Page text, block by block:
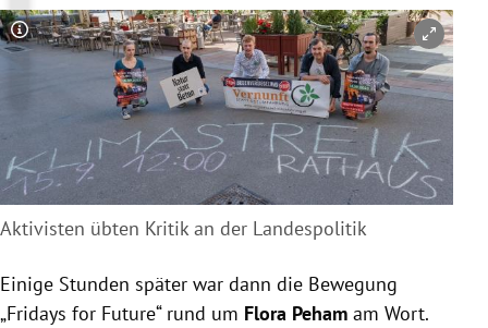
Copyright-Hinweis öffnen/schließen
Aktivisten übten Kritik an der Landespolitik
Einige Stunden später war dann die Bewegung
„Fridays for Future“ rund um Flora Peham am Wort.